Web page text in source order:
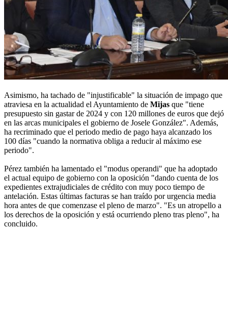
Asimismo, ha tachado de "injustificable" la situación de impago que
atraviesa en la actualidad el Ayuntamiento de Mijas que "tiene
presupuesto sin gastar de 2024 y con 120 millones de euros que dejó
en las arcas municipales el gobierno de Josele González". Además,
ha recriminado que el periodo medio de pago haya alcanzado los
100 días "cuando la normativa obliga a reducir al máximo ese
periodo".
Pérez también ha lamentado el "modus operandi" que ha adoptado
el actual equipo de gobierno con la oposición "dando cuenta de los
expedientes extrajudiciales de crédito con muy poco tiempo de
antelación. Estas últimas facturas se han traído por urgencia media
hora antes de que comenzase el pleno de marzo". "Es un atropello a
los derechos de la oposición y está ocurriendo pleno tras pleno", ha
concluido.